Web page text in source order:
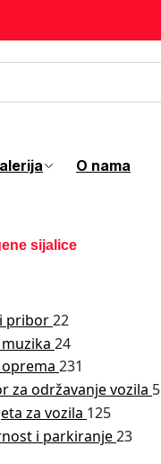
O nama
sijalice
pribor22
24
231
za održavanje vozila 5
za vozila 125
i parkiranje23